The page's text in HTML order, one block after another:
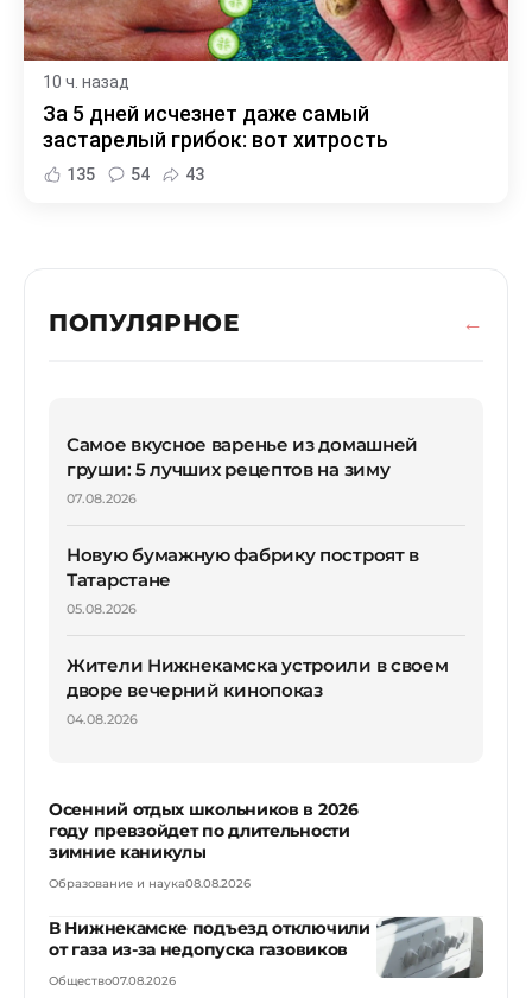
10 ч. назад
За 5 дней исчезнет даже самый
застарелый грибок: вот хитрость
135 54 43
ПОПУЛЯРНОЕ
Самое вкусное варенье из домашней
груши: 5 лучших рецептов на зиму
07.08.2026
Новую бумажную фабрику построят в
Татарстане
05.08.2026
Жители Нижнекамска устроили в своем
дворе вечерний кинопоказ
04.08.2026
Осенний отдых школьников в 2026
году превзойдет по длительности
зимние каникулы
Образование и наука08.08.2026
В Нижнекамске подъезд отключили
от газа из-за недопуска газовиков
Общество07.08.2026